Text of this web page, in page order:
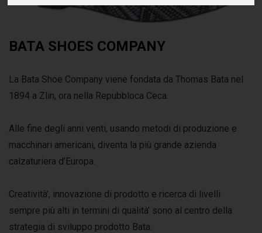
BATA SHOES COMPANY
La Bata Shoe Company viene fondata da Thomas Bata nel
1894 a Zlin, ora nella Repubbloca Ceca.
Alle fine degli anni venti, usando metodi di produzione e
macchinari americani, diventa la più grande azienda
calzaturiera d’Europa.
Creatività’, innovazione di prodotto e ricerca di livelli
sempre più alti in termini di qualità’ sono al centro della
strategia di sviluppo prodotto Bata.